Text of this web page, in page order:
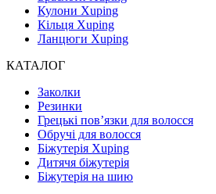
Кулони Xuping
Кільця Xuping
Ланцюги Xuping
КАТАЛОГ
Заколки
Резинки
Грецькі пов’язки для волосся
Обручі для волосся
Біжутерія Xuping
Дитячя біжутерія
Біжутерія на шию